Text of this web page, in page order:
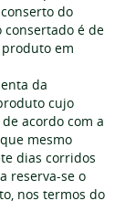
do
é de
em
da
cujo
acordo com a
mesmo
dias corridos
reserva-se o
nos termos do